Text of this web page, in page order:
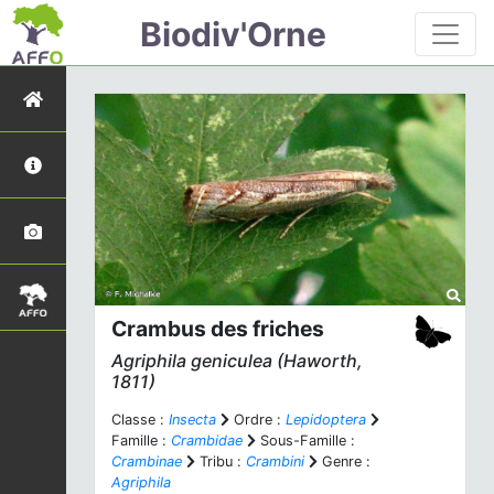
Biodiv'Orne
Crambus des friches
Agriphila geniculea (Haworth,
1811)
Classe : Insecta Ordre : Lepidoptera
Famille : Crambidae
Sous-Famille :
Crambinae
Tribu : Crambini
Genre :
Agriphila